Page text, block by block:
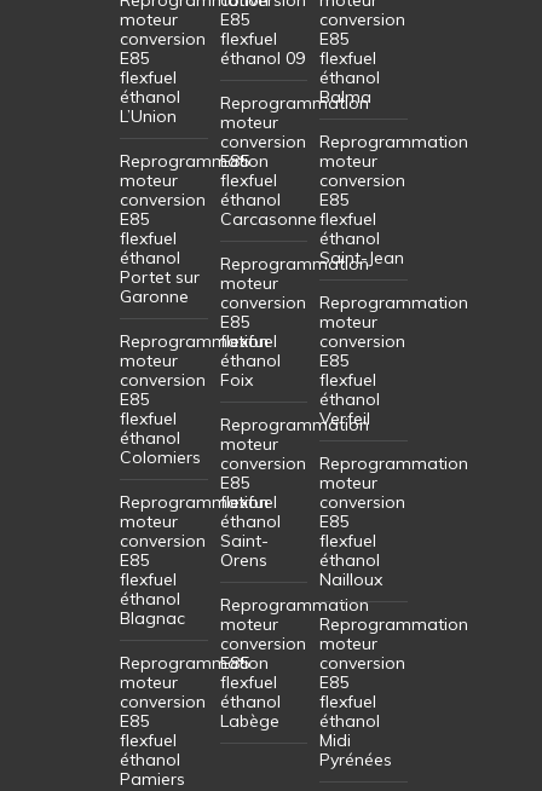
moteur
conversion
E85
flexfuel
éthanol
L’Union
Reprogrammation
moteur
conversion
E85
flexfuel
éthanol
Portet sur
Garonne
Reprogrammation
moteur
conversion
E85
flexfuel
éthanol
Colomiers
Reprogrammation
moteur
conversion
E85
flexfuel
éthanol
Blagnac
Reprogrammation
moteur
conversion
E85
flexfuel
éthanol
Pamiers
E85
flexfuel
éthanol 09
Reprogrammation
moteur
conversion
E85
flexfuel
éthanol
Carcasonne
Reprogrammation
moteur
conversion
E85
flexfuel
éthanol
Foix
Reprogrammation
moteur
conversion
E85
flexfuel
éthanol
Saint-
Orens
Reprogrammation
moteur
conversion
E85
flexfuel
éthanol
Labège
conversion
E85
flexfuel
éthanol
Balma
Reprogrammation
moteur
conversion
E85
flexfuel
éthanol
Saint-Jean
Reprogrammation
moteur
conversion
E85
flexfuel
éthanol
Verfeil
Reprogrammation
moteur
conversion
E85
flexfuel
éthanol
Nailloux
Reprogrammation
moteur
conversion
E85
flexfuel
éthanol
Midi
Pyrénées